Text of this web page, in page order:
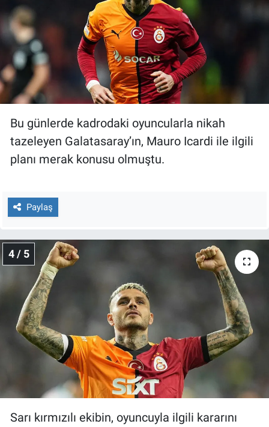
Bu günlerde kadrodaki oyuncularla nikah
tazeleyen Galatasaray’ın, Mauro Icardi ile ilgili
planı merak konusu olmuştu.
Paylaş
4 / 5
Sarı kırmızılı ekibin, oyuncuyla ilgili kararını